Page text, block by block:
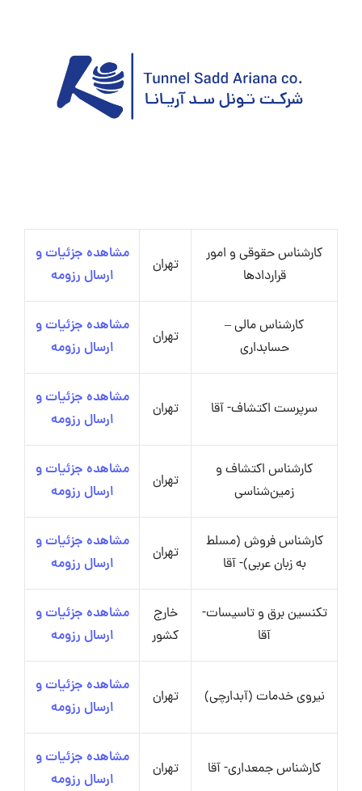
کارشناس حقوقی و امور
قراردادها
تهران
مشاهده جزئیات و
ارسال رزومه
کارشناس مالی –
حسابداری
تهران
مشاهده جزئیات و
ارسال رزومه
سرپرست اکتشاف- آقا تهران
مشاهده جزئیات و
ارسال رزومه
کارشناس اکتشاف و
زمین‌شناسی
تهران
مشاهده جزئیات و
ارسال رزومه
کارشناس فروش (مسلط
به زبان عربی)- آقا
تهران
مشاهده جزئیات و
ارسال رزومه
تکنسین برق و تاسیسات-
آقا
خارج
کشور
مشاهده جزئیات و
ارسال رزومه
نیروی خدمات (آبدارچی) تهران
مشاهده جزئیات و
ارسال رزومه
کارشناس جمعداری- آقا تهران
مشاهده جزئیات و
ارسال رزومه